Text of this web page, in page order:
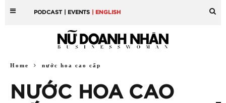
PODCAST | EVENTS | ENGLISH
Home nước hoa cao cấp
NƯỚC HOA CAO